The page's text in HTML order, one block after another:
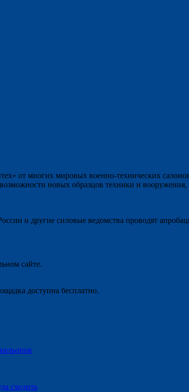
от многих мировых военно-технических
новых образцов техники и
и другие силовые ведомства проводят
сайте.
доступна бесплатно.
сходить